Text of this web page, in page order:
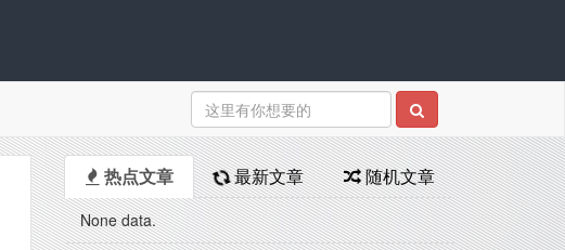
热点文章 最新文章 随机文章
None data.